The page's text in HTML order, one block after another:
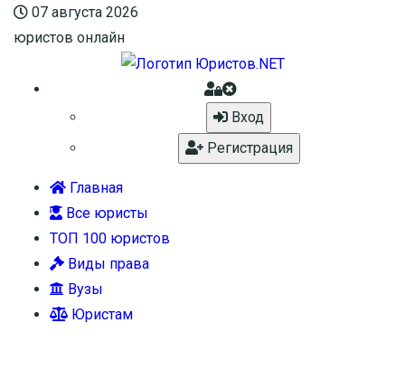
07 августа 2026
юристов онлайн
Вход
Регистрация
Главная
Все юристы
ТОП 100 юристов
Виды права
Вузы
Юристам